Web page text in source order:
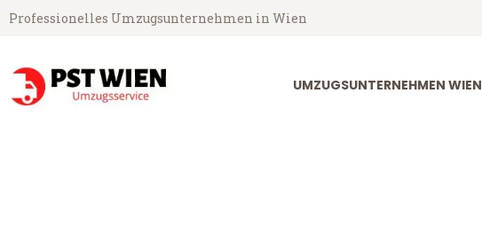
Professionelles Umzugsunternehmen in Wien
UMZUGSUNTERNEHMEN WIEN